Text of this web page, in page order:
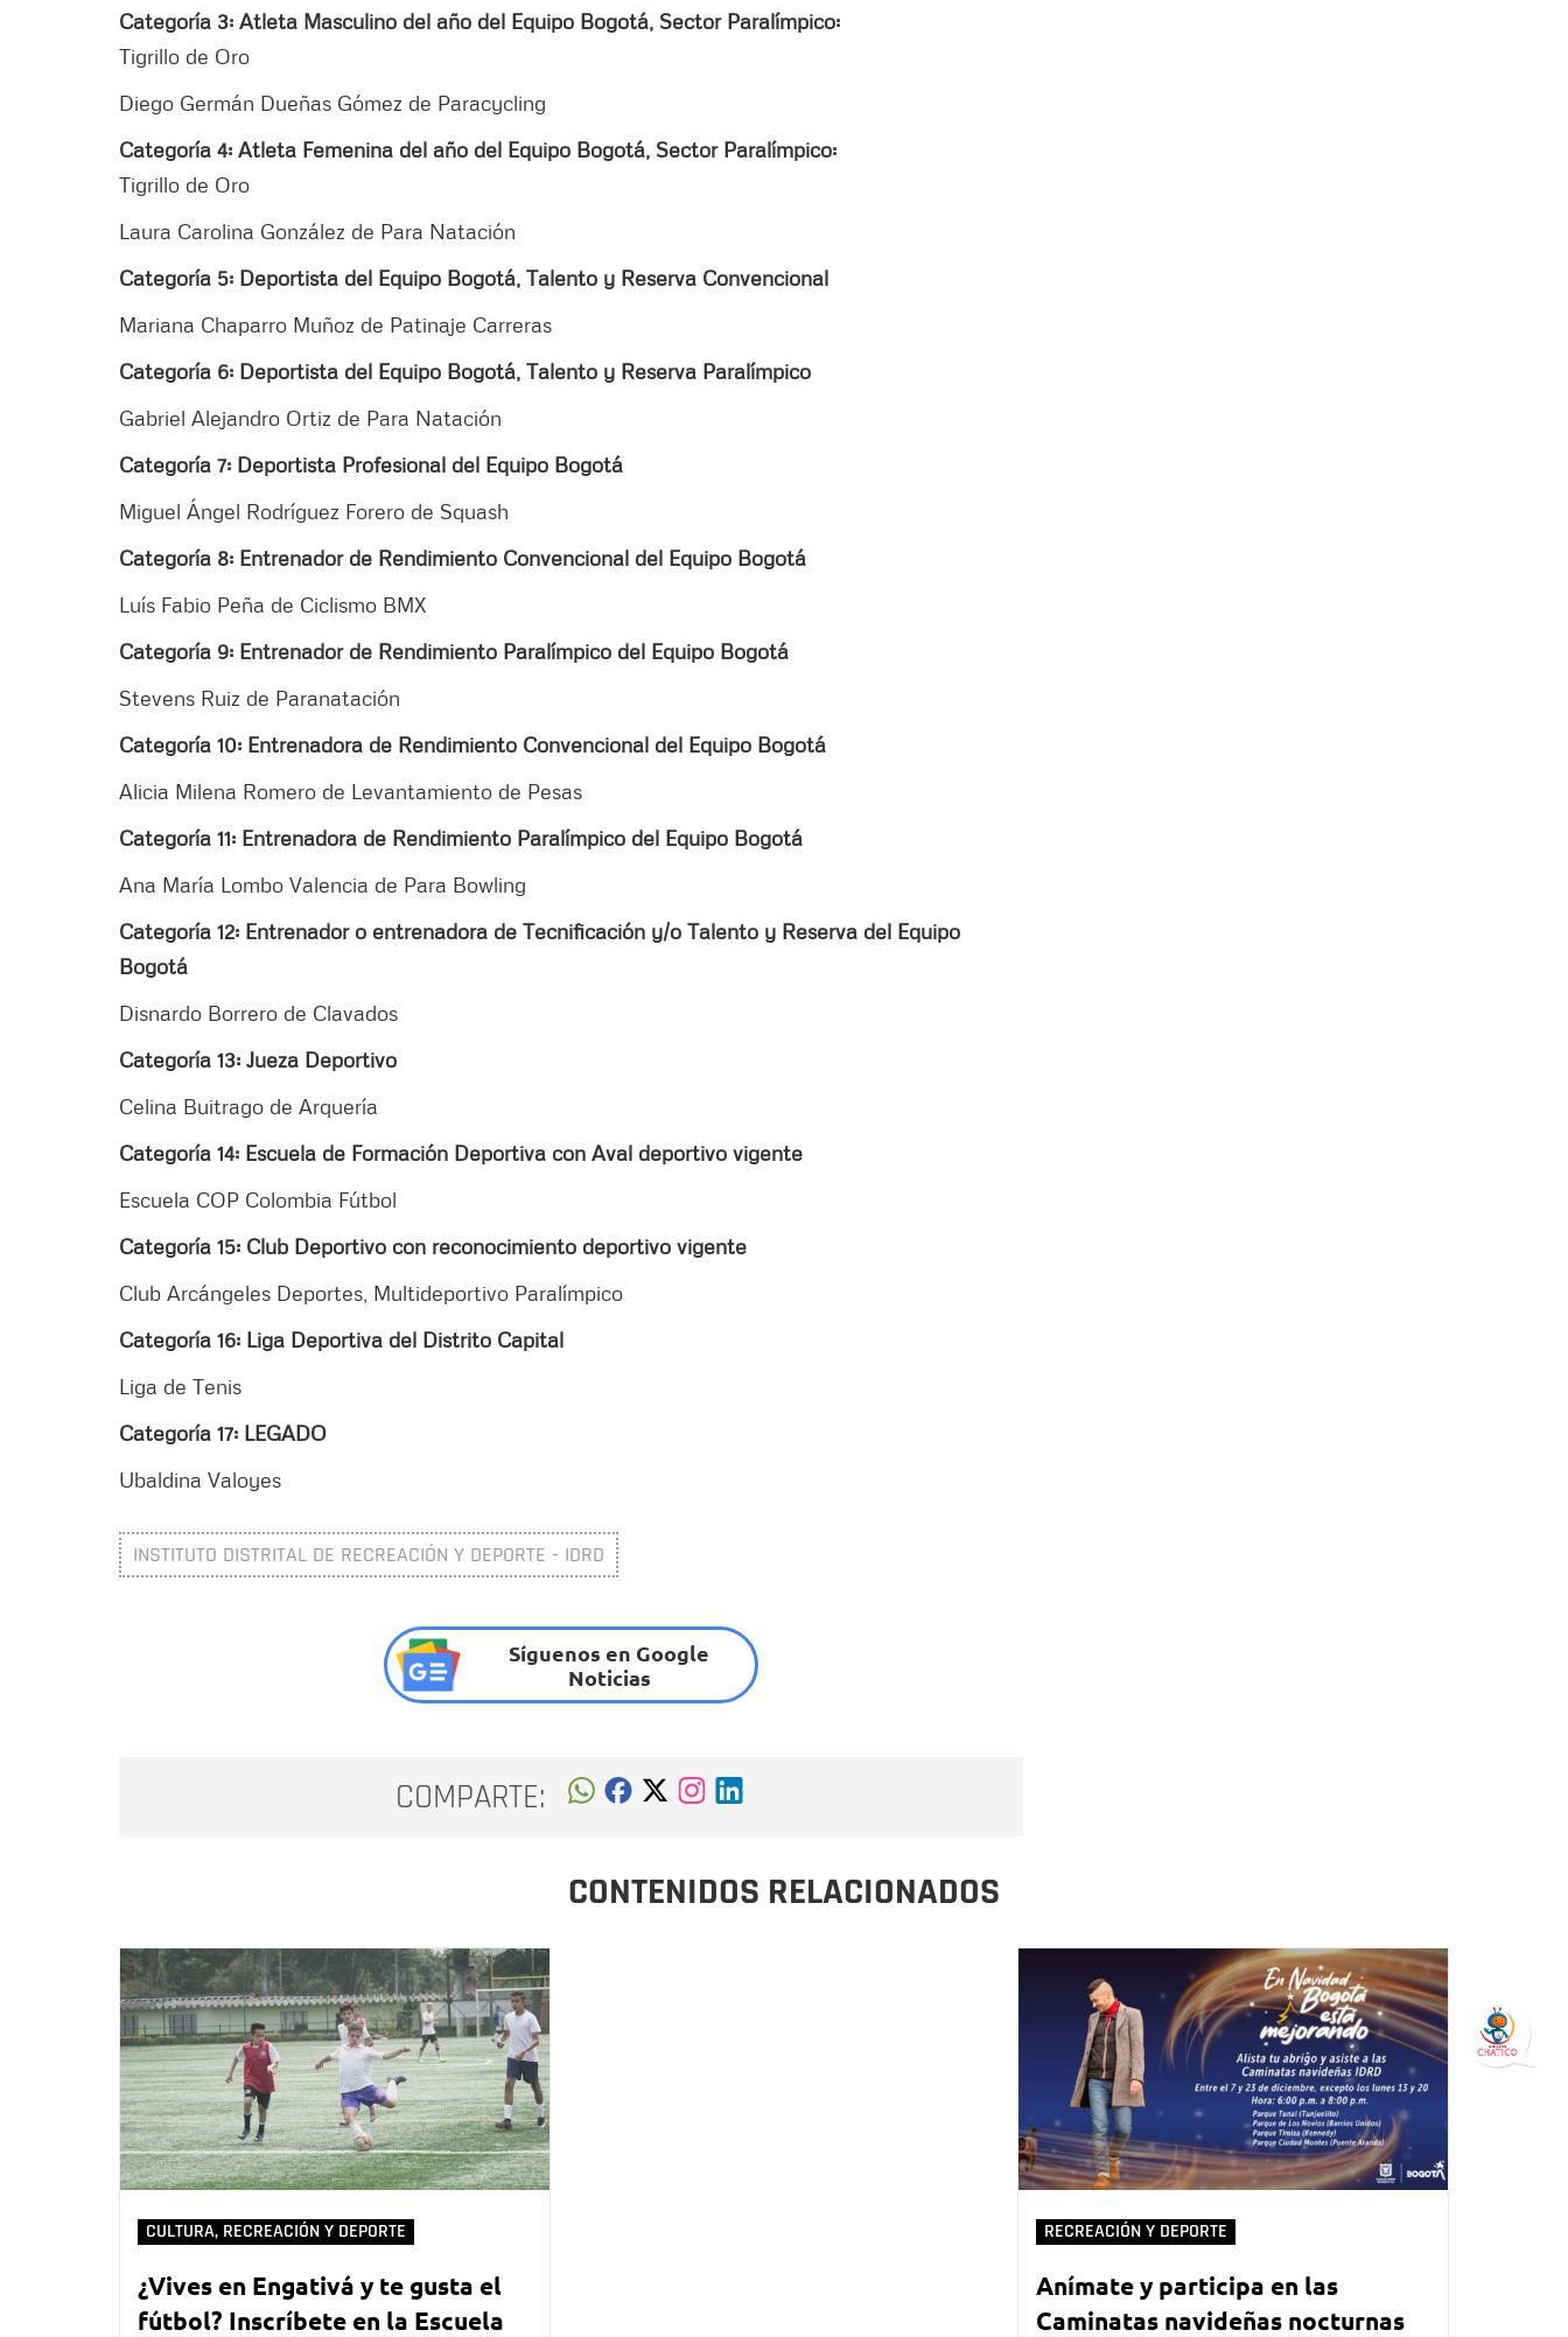
Categoría 3: Atleta Masculino del año del Equipo Bogotá, Sector Paralímpico:
Tigrillo de Oro
Diego Germán Dueñas Gómez de Paracycling
Categoría 4: Atleta Femenina del año del Equipo Bogotá, Sector Paralímpico:
Tigrillo de Oro
Laura Carolina González de Para Natación
Categoría 5: Deportista del Equipo Bogotá, Talento y Reserva Convencional
Mariana Chaparro Muñoz de Patinaje Carreras
Categoría 6: Deportista del Equipo Bogotá, Talento y Reserva Paralímpico
Gabriel Alejandro Ortiz de Para Natación
Categoría 7: Deportista Profesional del Equipo Bogotá
Miguel Ángel Rodríguez Forero de Squash
Categoría 8: Entrenador de Rendimiento Convencional del Equipo Bogotá
Luís Fabio Peña de Ciclismo BMX
Categoría 9: Entrenador de Rendimiento Paralímpico del Equipo Bogotá
Stevens Ruiz de Paranatación
Categoría 10: Entrenadora de Rendimiento Convencional del Equipo Bogotá
Alicia Milena Romero de Levantamiento de Pesas
Categoría 11: Entrenadora de Rendimiento Paralímpico del Equipo Bogotá
Ana María Lombo Valencia de Para Bowling
Categoría 12: Entrenador o entrenadora de Tecnificación y/o Talento y Reserva del Equipo
Bogotá
Disnardo Borrero de Clavados
Categoría 13: Jueza Deportivo
Celina Buitrago de Arquería
Categoría 14: Escuela de Formación Deportiva con Aval deportivo vigente
Escuela COP Colombia Fútbol
Categoría 15: Club Deportivo con reconocimiento deportivo vigente
Club Arcángeles Deportes, Multideportivo Paralímpico
Categoría 16: Liga Deportiva del Distrito Capital
Liga de Tenis
Categoría 17: LEGADO
Ubaldina Valoyes
INSTITUTO DISTRITAL DE RECREACIÓN Y DEPORTE - IDRD
Síguenos en Google
Noticias
COMPARTE:
CONTENIDOS RELACIONADOS
CULTURA, RECREACIÓN Y DEPORTE
¿Vives en Engativá y te gusta el
fútbol? Inscríbete en la Escuela
RECREACIÓN Y DEPORTE
Anímate y participa en las
Caminatas navideñas nocturnas